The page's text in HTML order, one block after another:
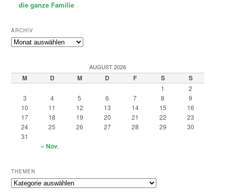
die ganze Familie
ARCHIV
Archiv
AUGUST 2026
M D M D F S S
1
2
3
4 5 6 7 8
9
10
11 12 13 14 15
16
17
18 19 20 21 22
23
24
25 26 27 28 29
30
31
« Nov.
THEMEN
Themen